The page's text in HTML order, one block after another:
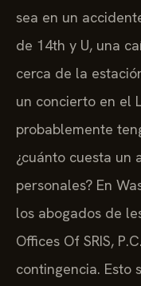
sea en un
de 14th y U, una
cerca de la
un concierto en el
probablemente
¿cuánto cuesta un
personales? En
los abogados de
Offices Of SRIS,
contingencia. Esto